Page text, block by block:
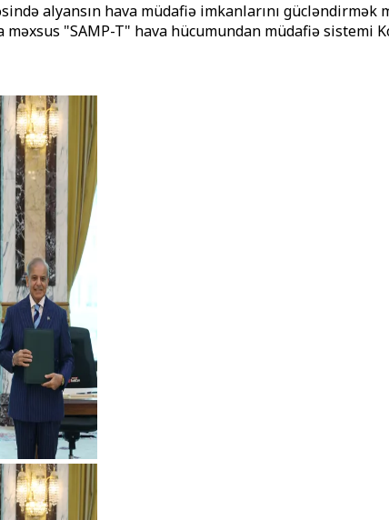
alyansın hava müdafiə imkanlarını
"SAMP-T" hava hücumundan müdafiə sistemi